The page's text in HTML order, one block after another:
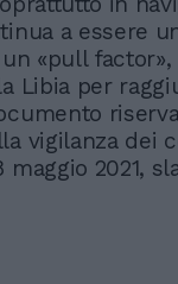
a essere
un «pull
Libia per
vigilanza dei
maggio 2021,